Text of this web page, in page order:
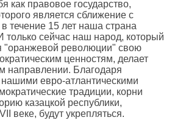
как правовое государство,
является сближение с
течение 15 лет наша страна
только сейчас наш народ, который
"оранжевой революции" свою
ценностям, делает
направлении. Благодаря
евро-атлантическими
традиции, корни
казацкой республики,
веке, будут укрепляться.